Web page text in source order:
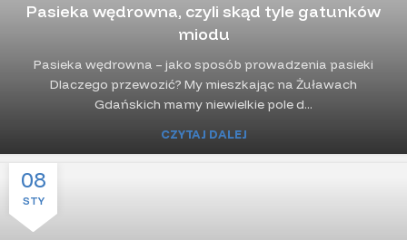
Pasieka wędrowna, czyli skąd tyle gatunków
miodu
Pasieka wędrowna – jako sposób prowadzenia pasieki
Dlaczego przewozić? My mieszkając na Żuławach
Gdańskich mamy niewielkie pole d...
CZYTAJ DALEJ
08
STY